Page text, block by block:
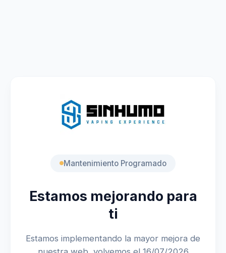
Mantenimiento Programado
Estamos mejorando para
ti
Estamos implementando la mayor mejora de